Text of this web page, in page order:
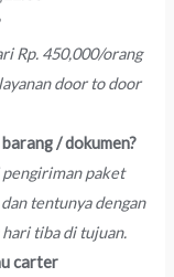
Rp. 450,000/orang
door to door
/ dokumen?
pengiriman paket
tentunya dengan
tiba di tujuan.
carter